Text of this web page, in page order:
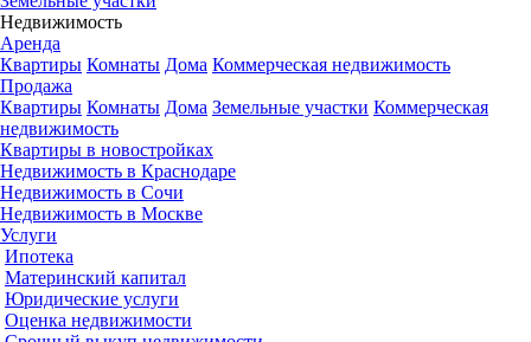
Недвижимость
Аренда
Квартиры Комнаты Дома Коммерческая недвижимость
Продажа
Квартиры Комнаты Дома Земельные участки Коммерческая
недвижимость
Квартиры в новостройках
Недвижимость в Краснодаре
Недвижимость в Сочи
Недвижимость в Москве
Услуги
Ипотека
Материнский капитал
Юридические услуги
Оценка недвижимости